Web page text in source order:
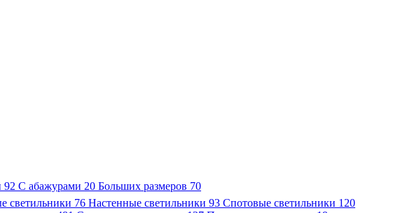
92 С абажурами 20 Больших размеров 70
светильники 76 Настенные светильники 93 Спотовые светильники 120